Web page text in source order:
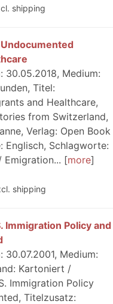
shipping
30.05.2018, Medium:
Titel:
and Healthcare,
from Switzerland,
Verlag: Open Book
Englisch, Schlagworte:
Emigration...
more
shipping
Immigration Policy and
30.07.2001, Medium:
Kartoniert /
Immigration Policy
Titelzusatz: